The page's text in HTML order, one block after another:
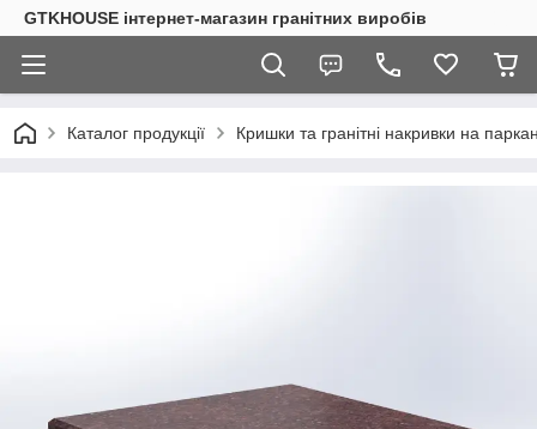
GTKHOUSE інтернет-магазин гранітних виробів
Каталог продукції Кришки та гранітні накривки на